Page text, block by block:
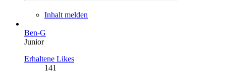
Inhalt melden
Ben-G
Junior
Erhaltene Likes
141